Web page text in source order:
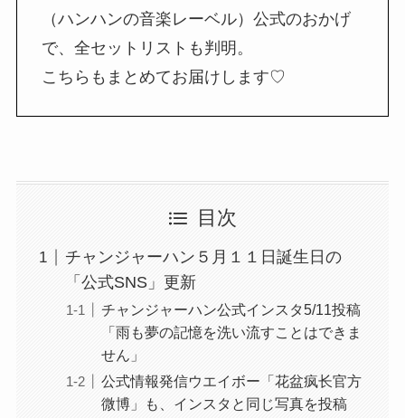
（ハンハンの音楽レーベル）公式のおかげ
で、全セットリストも判明。
こちらもまとめてお届けします♡
目次
チャンジャーハン５月１１日誕生日の
「公式SNS」更新
チャンジャーハン公式インスタ5/11投稿
「雨も夢の記憶を洗い流すことはできま
せん」
公式情報発信ウエイボー「花盆疯长官方
微博」も、インスタと同じ写真を投稿